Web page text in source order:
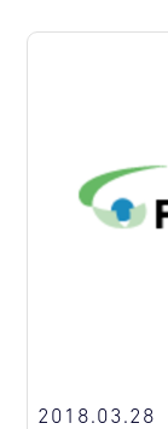
2018.03.28